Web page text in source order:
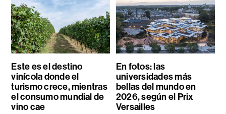
Este es el destino
vinícola donde el
turismo crece, mientras
el consumo mundial de
vino cae
En fotos: las
universidades más
bellas del mundo en
2026, según el Prix
Versailles